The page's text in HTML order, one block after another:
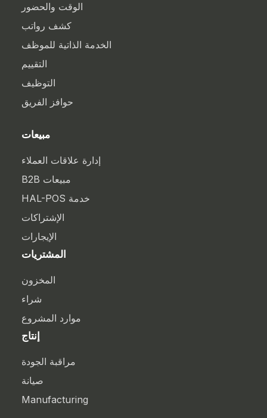
الوقت والحضور
كشف رواتب
الخدمة الذاتية للموظف
التقييم
التوظيف
حوافز الفريق
مبيعات
إدارة علاقات العملاء
مبيعات B2B
خدمة HAL-POS
الإشتراكات
الإيجارات
المشتريات
المخزون
شراء
موارد المشروع
إنتاج
مراقبة الجودة
صيانة
Manufacturing